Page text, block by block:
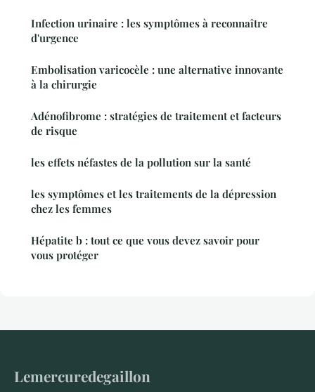
Infection urinaire : les symptômes à reconnaître
d'urgence
Embolisation varicocèle : une alternative innovante
à la chirurgie
Adénofibrome : stratégies de traitement et facteurs
de risque
les effets néfastes de la pollution sur la santé
les symptômes et les traitements de la dépression
chez les femmes
Hépatite b : tout ce que vous devez savoir pour
vous protéger
Lemercuredegaillon